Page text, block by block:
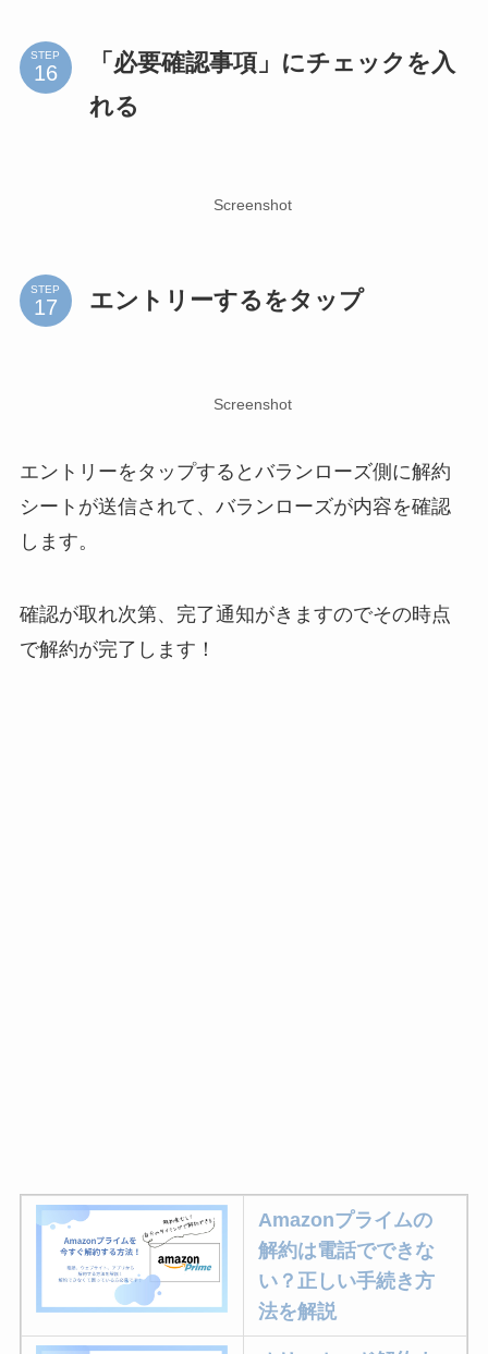
STEP
「必要確認事項」にチェックを入
れる
Screenshot
STEP エントリーするをタップ
Screenshot
エントリーをタップするとバランローズ側に解約
シートが送信されて、バランローズが内容を確認
します。
確認が取れ次第、完了通知がきますのでその時点
で解約が完了します！
Amazonプライムの
解約は電話でできな
い？正しい手続き方
法を解説